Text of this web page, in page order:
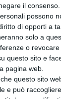
il consenso.
possono
di opporti a
solo a
o
questo sito e
pagina web.
questo sito
e può
Yilmaz,
Ciocca,
Bugatty
eFilippo Nigro.